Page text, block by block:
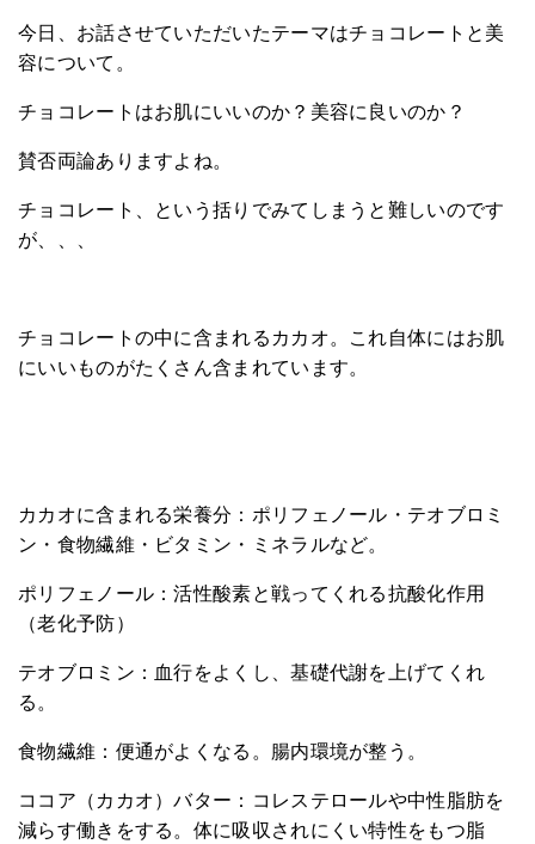
今日、お話させていただいたテーマはチョコレートと美
容について。
チョコレートはお肌にいいのか？美容に良いのか？
賛否両論ありますよね。
チョコレート、という括りでみてしまうと難しいのです
が、、、
チョコレートの中に含まれるカカオ。これ自体にはお肌
にいいものがたくさん含まれています。
カカオに含まれる栄養分：ポリフェノール・テオブロミ
ン・食物繊維・ビタミン・ミネラルなど。
ポリフェノール：活性酸素と戦ってくれる抗酸化作用
（老化予防）
テオブロミン：血行をよくし、基礎代謝を上げてくれ
る。
食物繊維：便通がよくなる。腸内環境が整う。
ココア（カカオ）バター：コレステロールや中性脂肪を
減らす働きをする。体に吸収されにくい特性をもつ脂